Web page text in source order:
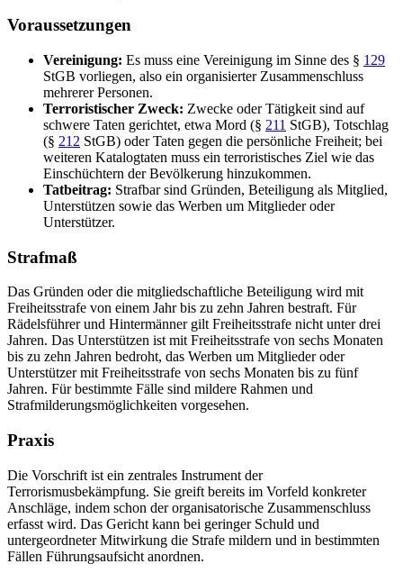
Voraussetzungen
Vereinigung: Es muss eine Vereinigung im Sinne des § 129
StGB vorliegen, also ein organisierter Zusammenschluss
mehrerer Personen.
Terroristischer Zweck: Zwecke oder Tätigkeit sind auf
schwere Taten gerichtet, etwa Mord (§ 211 StGB), Totschlag
(§ 212 StGB) oder Taten gegen die persönliche Freiheit; bei
weiteren Katalogtaten muss ein terroristisches Ziel wie das
Einschüchtern der Bevölkerung hinzukommen.
Tatbeitrag: Strafbar sind Gründen, Beteiligung als Mitglied,
Unterstützen sowie das Werben um Mitglieder oder
Unterstützer.
Strafmaß
Das Gründen oder die mitgliedschaftliche Beteiligung wird mit
Freiheitsstrafe von einem Jahr bis zu zehn Jahren bestraft. Für
Rädelsführer und Hintermänner gilt Freiheitsstrafe nicht unter drei
Jahren. Das Unterstützen ist mit Freiheitsstrafe von sechs Monaten
bis zu zehn Jahren bedroht, das Werben um Mitglieder oder
Unterstützer mit Freiheitsstrafe von sechs Monaten bis zu fünf
Jahren. Für bestimmte Fälle sind mildere Rahmen und
Strafmilderungsmöglichkeiten vorgesehen.
Praxis
Die Vorschrift ist ein zentrales Instrument der
Terrorismusbekämpfung. Sie greift bereits im Vorfeld konkreter
Anschläge, indem schon der organisatorische Zusammenschluss
erfasst wird. Das Gericht kann bei geringer Schuld und
untergeordneter Mitwirkung die Strafe mildern und in bestimmten
Fällen Führungsaufsicht anordnen.